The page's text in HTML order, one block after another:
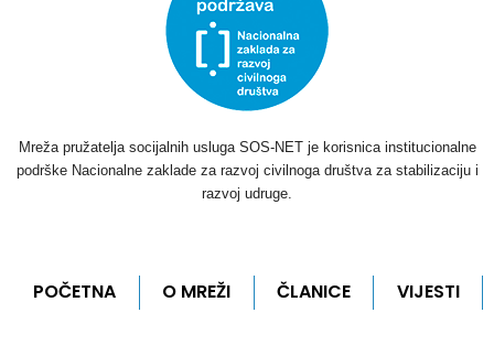
Mreža pružatelja socijalnih usluga SOS-NET je korisnica institucionalne
podrške Nacionalne zaklade za razvoj civilnoga društva za stabilizaciju i
razvoj udruge.
POČETNA O MREŽI ČLANICE VIJESTI